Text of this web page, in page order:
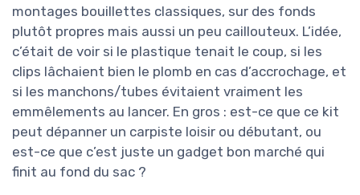
montages bouillettes classiques, sur des fonds
plutôt propres mais aussi un peu caillouteux. L’idée,
c’était de voir si le plastique tenait le coup, si les
clips lâchaient bien le plomb en cas d’accrochage, et
si les manchons/tubes évitaient vraiment les
emmêlements au lancer. En gros : est-ce que ce kit
peut dépanner un carpiste loisir ou débutant, ou
est-ce que c’est juste un gadget bon marché qui
finit au fond du sac ?